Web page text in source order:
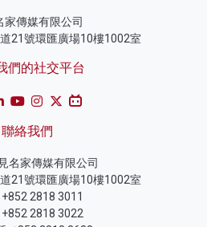
家傳媒有限公司
21號環匯廣場10樓1002室
們的社交平台
聯絡我們
名家傳媒有限公司
21號環匯廣場10樓1002室
+852 2818 3011
+852 2818 3022